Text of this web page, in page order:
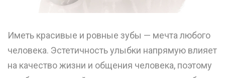
Иметь красивые и ровные зубы — мечта любого
человека. Эстетичность улыбки напрямую влияет
на качество жизни и общения человека, поэтому